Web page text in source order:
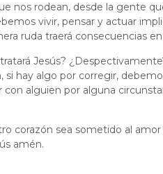
nos rodean, desde la gente
vivir, pensar y actuar
ruda traerá consecuencias
Jesús?
si hay algo por corregir,
alguien por alguna
corazón sea sometido al
amén.